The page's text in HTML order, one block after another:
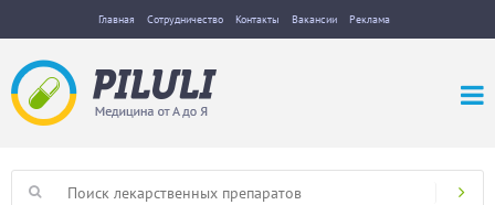
Главная Сотрудничество Контакты Вакансии Реклама